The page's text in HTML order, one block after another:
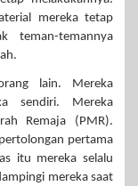
mereka tetap
teman-temannya
lain. Mereka
sendiri. Mereka
Remaja (PMR).
pertama
itu mereka selalu
mereka saat